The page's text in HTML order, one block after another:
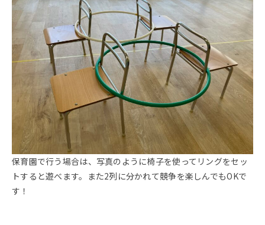
保育園で行う場合は、写真のように椅子を使ってリングをセッ
トすると遊べます。また2列に分かれて競争を楽しんでもOKで
す！